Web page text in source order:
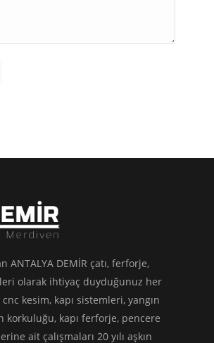
ANTALYA DEMİR çatı, ferforje,
olarak ihtiyaç duyduğunuz her
kesim, kapı sistemleri, yangın
korkuluğu, kapı ferforje, pencere
ait çalışmaları 20 yılı aşkın